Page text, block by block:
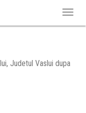
Judetul Vaslui dupa